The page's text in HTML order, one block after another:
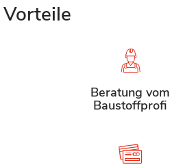
Vorteile
Beratung vom
Baustoffprofi